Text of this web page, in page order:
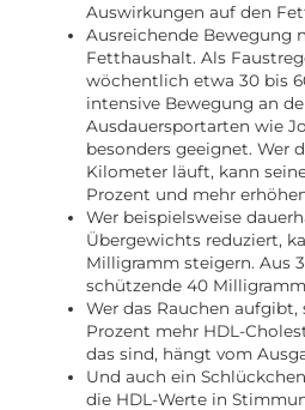
Auswirkungen auf den
Ausreichende Bewegung
Fetthaushalt. Als
wöchentlich etwa 30 bis
intensive Bewegung an
Ausdauersportarten wie
besonders geeignet. Wer
Kilometer läuft, kann
Prozent und mehr
Wer beispielsweise
Übergewichts reduziert,
Milligramm steigern. Aus
schützende 40
Wer das Rauchen
Prozent mehr HDL-
das sind, hängt vom
Und auch ein
die HDL-Werte in